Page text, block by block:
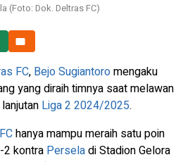
(Foto: Dok. Deltras FC)
FC, Bejo Sugiantoromengaku
yang diraih timnya saat melawan
Liga 2 2024/2025.
hanya mampu meraih satu poin
2 kontra Perseladi Stadion Gelora